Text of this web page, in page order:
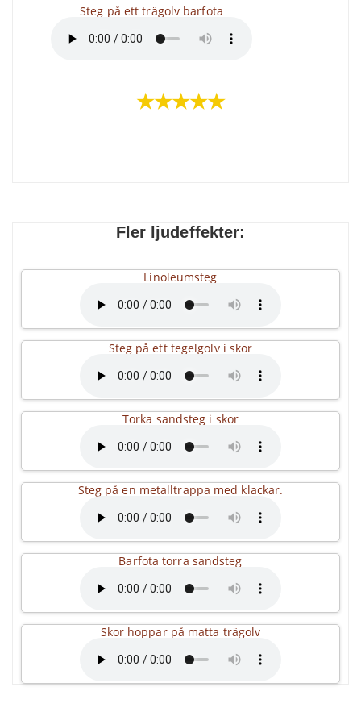
Steg på ett trägolv barfota
★★★★★
Fler ljudeffekter:
Linoleumsteg
Steg på ett tegelgolv i skor
Torka sandsteg i skor
Steg på en metalltrappa med klackar.
Barfota torra sandsteg
Skor hoppar på matta trägolv